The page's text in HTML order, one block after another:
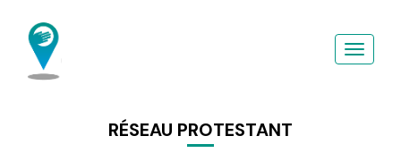
contenu
principal
RÉSEAU PROTESTANT